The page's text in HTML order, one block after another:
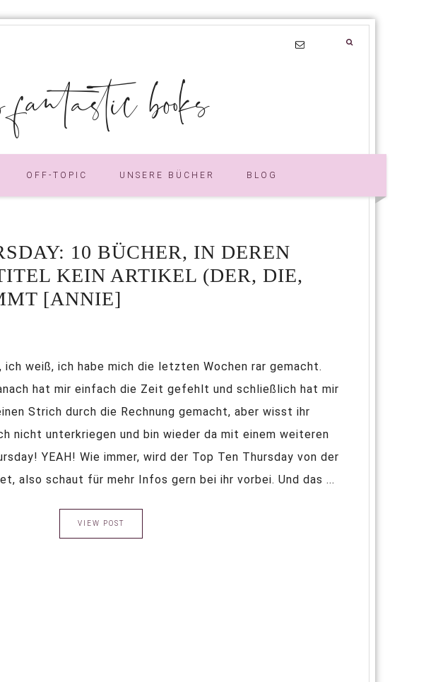
books
OFF-TOPIC UNSERE BÜCHER BLOG
10 BÜCHER, IN DEREN
KEIN ARTIKEL (DER, DIE,
[ANNIE]
weiß, ich habe mich die letzten Wochen rar gemacht.
hat mir einfach die Zeit gefehlt und schließlich hat mir
Strich durch die Rechnung gemacht, aber wisst ihr
nicht unterkriegen und bin wieder da mit einem weiteren
YEAH! Wie immer, wird der Top Ten Thursday von der
also schaut für mehr Infos gern bei ihr vorbei. Und das ...
VIEW POST